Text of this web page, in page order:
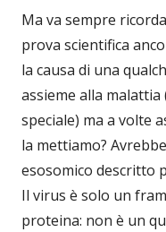
Ma va sempre
prova scientifica
la causa di una
assieme alla
speciale) ma a volte
la mettiamo?
esosomico descritto
Il virus è solo un
proteina: non è un